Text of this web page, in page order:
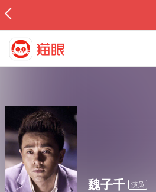
魏子千 演员